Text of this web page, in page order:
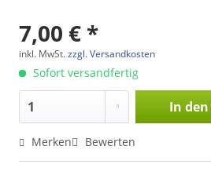
7,00 € *
inkl. MwSt.zzgl. Versandkosten
Sofort versandfertig
In den
Merken Bewerten